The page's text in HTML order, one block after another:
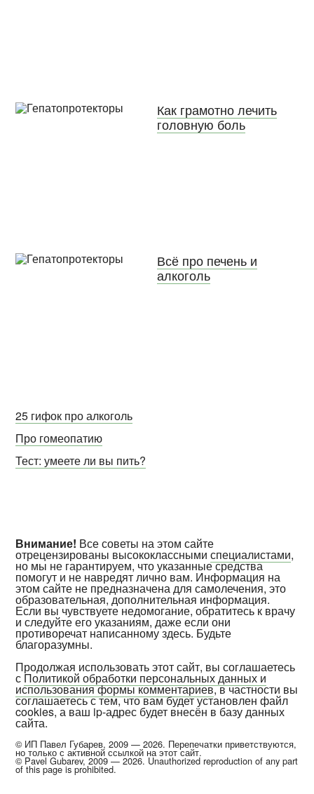
Как грамотно лечить
головную боль
Всё про печень и
алкоголь
25 гифок про алкоголь
Про гомеопатию
Тест: умеете ли вы пить?
Внимание! Все советы на этом сайте
отрецензированы высококласснымиспециалистами,
но мы не гарантируем, что указанные средства
помогут и не навредят лично вам. Информация на
этом сайте не предназначена для самолечения, это
образовательная, дополнительная информация.
Если вы чувствуете недомогание, обратитесь к врачу
и следуйте его указаниям, даже если они
противоречат написанному здесь. Будьте
благоразумны.
Продолжая использовать этот сайт, вы соглашаетесь
с Политикой обработки персональных данных и
использования формы комментариев, в частности вы
соглашаетесь с тем, что вам будет установлен файл
cookies, а ваш ip-адрес будет внесён в базу данных
сайта.
© ИП Павел Губарев, 2009 — 2026. Перепечатки приветствуются,
но только с активной ссылкой на этот сайт.
© Pavel Gubarev, 2009 — 2026. Unauthorized reproduction of any part
of this page is prohibited.